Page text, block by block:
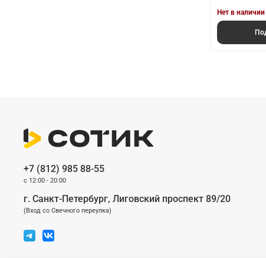
Нет в наличии
+7 (812) 985 88-55
c 12:00 - 20:00
г. Санкт-Петербург, Лиговский проспект 89/20
(Вход со Cвечного переулка)